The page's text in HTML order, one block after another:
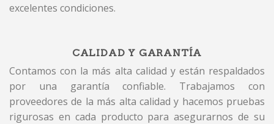
excelentes condiciones.
CALIDAD Y GARANTÍA
Contamos con la más alta calidad y están respaldados
por una garantía confiable. Trabajamos con
proveedores de la más alta calidad y hacemos pruebas
rigurosas en cada producto para asegurarnos de su